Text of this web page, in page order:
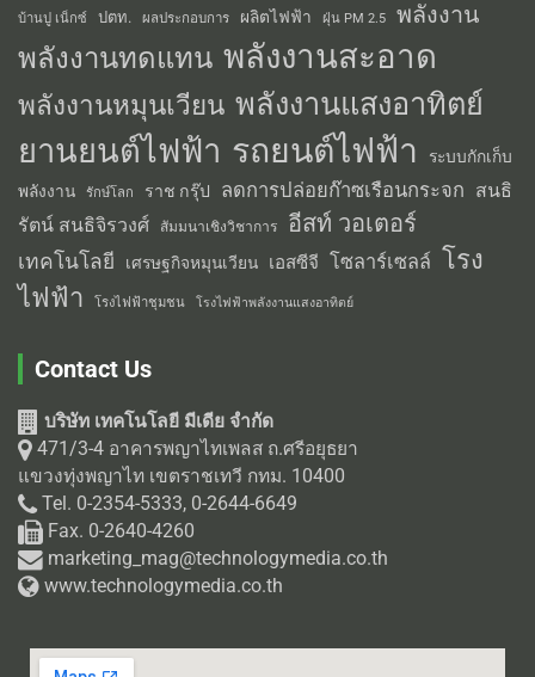
บ้านปู เน็กซ์ ปตท. ผลประกอบการ ผลิตไฟฟ้า ฝุ่น PM 2.5 พลังงาน
พลังงานทดแทน พลังงานสะอาด
พลังงานหมุนเวียน พลังงานแสงอาทิตย์
ยานยนต์ไฟฟ้า รถยนต์ไฟฟ้า
ระบบกักเก็บ
พลังงาน
รักษ์โลก ราช กรุ๊ป ลดการปล่อยก๊าซเรือนกระจก สนธิ
รัตน์ สนธิจิรวงศ์
สัมมนาเชิงวิชาการ อีสท์ วอเตอร์
เทคโนโลยี เศรษฐกิจหมุนเวียน เอสซีจี โซลาร์เซลล์ โรง
ไฟฟ้า
โรงไฟฟ้าชุมชน โรงไฟฟ้าพลังงานแสงอาทิตย์
Contact Us
บริษัท เทคโนโลยี มีเดีย จำกัด
471/3-4 อาคารพญาไทเพลส ถ.ศรีอยุธยา
แขวงทุ่งพญาไท เขตราชเทวี กทม. 10400
Tel. 0-2354-5333, 0-2644-6649
Fax. 0-2640-4260
marketing_mag@technologymedia.co.th
www.technologymedia.co.th